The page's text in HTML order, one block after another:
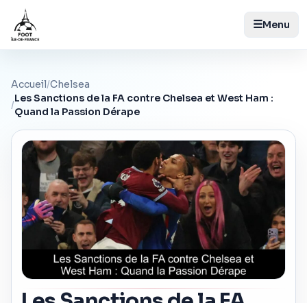
☰Menu
Accueil/Chelsea
/
Les Sanctions de la FA contre Chelsea et West Ham :
Quand la Passion Dérape